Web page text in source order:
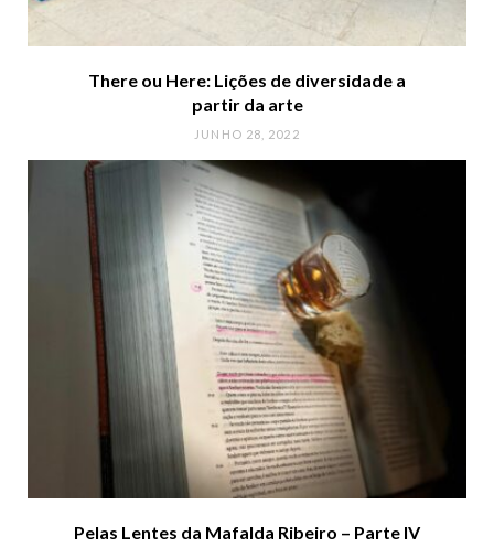
There ou Here: Lições de diversidade a
partir da arte
JUNHO 28, 2022
Pelas Lentes da Mafalda Ribeiro – Parte IV